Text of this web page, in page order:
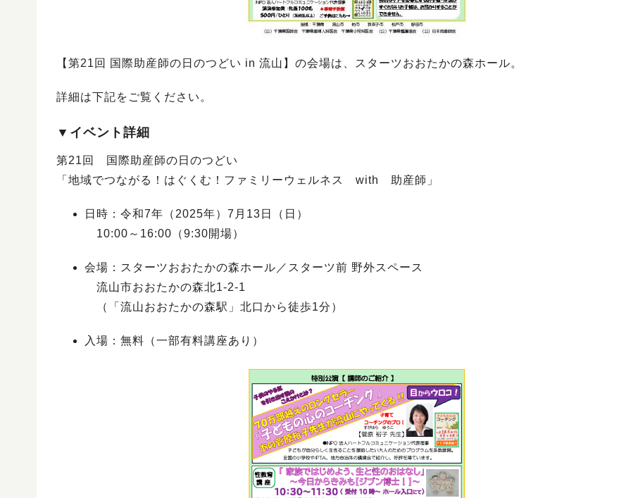
【第21回 国際助産師の日のつどい in 流山】の会場は、スターツおおたかの森ホール。
詳細は下記をご覧ください。
▼イベント詳細
第21回 国際助産師の日のつどい
「地域でつながる！はぐくむ！ファミリーウェルネス with 助産師」
日時：令和7年（2025年）7月13日（日）
10:00～16:00（9:30開場）
会場：スターツおおたかの森ホール／スターツ前 野外スペース
流山市おおたかの森北1-2-1
（「流山おおたかの森駅」北口から徒歩1分）
入場：無料（一部有料講座あり）